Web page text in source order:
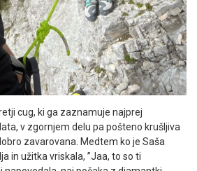
cug, ki ga zaznamuje najprej
v zgornjem delu pa pošteno krušljiva
zavarovana. Medtem ko je Saša
in užitka vriskala, ”Jaa, to so ti